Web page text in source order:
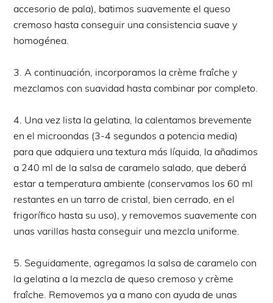
accesorio de pala), batimos suavemente el queso
cremoso hasta conseguir una consistencia suave y
homogénea.
3. A continuación, incorporamos la crème fraîche y
mezclamos con suavidad hasta combinar por completo.
4. Una vez lista la gelatina, la calentamos brevemente
en el microondas (3-4 segundos a potencia media)
para que adquiera una textura más líquida, la añadimos
a 240 ml de la salsa de caramelo salado, que deberá
estar a temperatura ambiente (conservamos los 60 ml
restantes en un tarro de cristal, bien cerrado, en el
frigorífico hasta su uso), y removemos suavemente con
unas varillas hasta conseguir una mezcla uniforme.
5. Seguidamente, agregamos la salsa de caramelo con
la gelatina a la mezcla de queso cremoso y crème
fraîche. Removemos ya a mano con ayuda de unas